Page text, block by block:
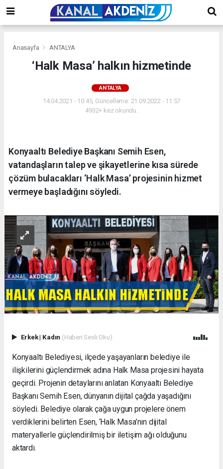
Anasayfa ANTALYA
‘Halk Masa’ halkın hizmetinde
ANTALYA
14.04.2021 - 10:45, Güncelleme: 21.09.2022 - 11:57
4932+ kez okundu.
Konyaaltı Belediye Başkanı Semih Esen,
vatandaşların talep ve şikayetlerine kısa sürede
çözüm bulacakları ‘Halk Masa’ projesinin hizmet
vermeye başladığını söyledi.
Erkek| Kadın (Haberi Sesli Oku)
Konyaaltı Belediyesi, ilçede yaşayanların belediye ile
ilişkilerini güçlendirmek adına Halk Masa projesini hayata
geçirdi. Projenin detaylarını anlatan Konyaaltı Belediye
Başkanı Semih Esen, dünyanın dijital çağda yaşadığını
söyledi. Belediye olarak çağa uygun projelere önem
verdiklerini belirten Esen, ‘Halk Masa’nın dijital
materyallerle güçlendirilmiş bir iletişim ağı olduğunu
aktardı.